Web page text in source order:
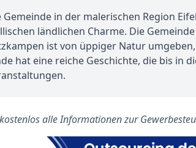
in der malerischen Region
ländlichen Charme. Die
ist von üppiger Natur
hat eine reiche Geschichte, die bis
alle Informationen zur